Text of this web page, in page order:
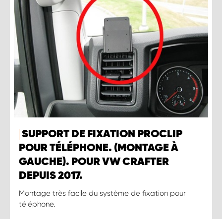
SUPPORT DE FIXATION PROCLIP
POUR TÉLÉPHONE. (MONTAGE À
GAUCHE). POUR VW CRAFTER
DEPUIS 2017.
Montage très facile du système de fixation pour
téléphone.